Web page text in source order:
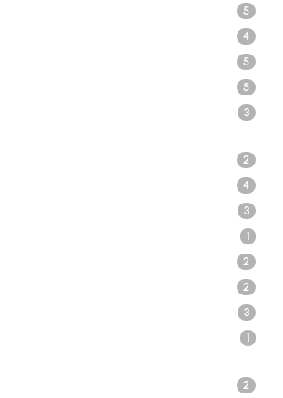
5
4
5
5
3
2
4
3
1
2
2
3
1
2